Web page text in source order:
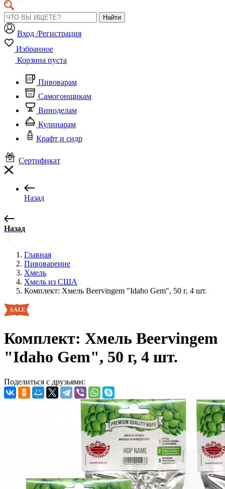
Найти
Вход /Регистрация
Избранное
Корзина пуста
Пивоварам
Самогонщикам
Виноделам
Кулинарам
Крафт и сидр
Сертификат
Назад
Назад
Главная
Пивоварение
Хмель
Хмель из США
Комплект: Хмель Beervingem "Idaho Gem", 50 г, 4 шт.
Комплект: Хмель Beervingem
"Idaho Gem", 50 г, 4 шт.
Поделиться с друзьями: